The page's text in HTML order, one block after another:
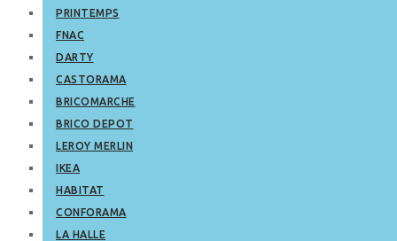
PRINTEMPS
FNAC
DARTY
CASTORAMA
BRICOMARCHE
BRICO DEPOT
LEROY MERLIN
IKEA
HABITAT
CONFORAMA
LA HALLE